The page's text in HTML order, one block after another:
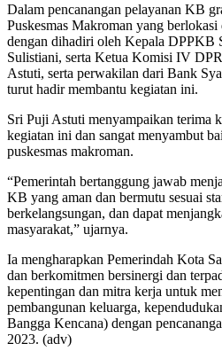
Dalam pencanangan pelayanan KB
Puskesmas Makroman yang
dengan dihadiri oleh Kepala DPPKB
Sulistiani, serta Ketua Komisi IV
Astuti, serta perwakilan dari Bank
turut hadir membantu kegiatan ini.
Sri Puji Astuti menyampaikan terima
kegiatan ini dan sangat menyambut
puskesmas makroman.
“Pemerintah bertanggung jawab
KB yang aman dan bermutu sesuai
berkelangsungan, dan dapat
masyarakat,” ujarnya.
Ia mengharapkan Pemerindah Kota
dan berkomitmen bersinergi dan
kepentingan dan mitra kerja untuk
pembangunan keluarga,
Bangga Kencana) dengan
2023. (adv)